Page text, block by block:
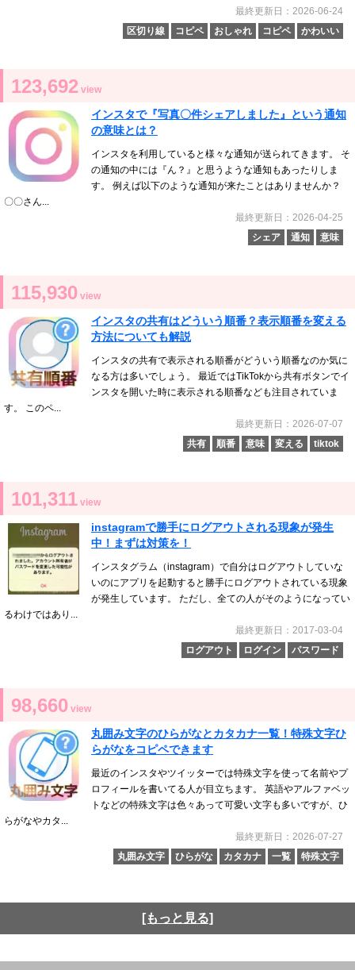
最終更新日：2026-06-24
区切り線
コピペ おしゃれ コピペ かわいい
123,692 view
インスタで『写真〇件シェアしました』という通知
の意味とは？
インスタを利用していると様々な通知が送られてきます。 そ
の通知の中には『ん？』と思うような通知もあったりしま
す。 例えば以下のような通知が来たことはありませんか？
〇〇さん...
最終更新日：2026-04-25
シェア
通知 意味
115,930 view
インスタの共有はどういう順番？表示順番を変える
方法についても解説
インスタの共有で表示される順番がどういう順番なのか気に
なる方は多いでしょう。 最近ではTikTokから共有ボタンでイ
ンスタを開いた時に表示される順番なども注目されていま
す。 このペ...
最終更新日：2026-07-07
共有
順番 意味 変える tiktok
101,311 view
instagramで勝手にログアウトされる現象が発生
中！まずは対策を！
インスタグラム（instagram）で自分はログアウトしていな
いのにアプリを起動すると勝手にログアウトされている現象
が発生しています。 ただし、全ての人がそのようになってい
るわけではあり...
最終更新日：2017-03-04
ログアウト
ログイン パスワード
98,660 view
丸囲み文字のひらがなとカタカナ一覧！特殊文字ひ
らがなをコピペできます
最近のインスタやツイッターでは特殊文字を使って名前やプ
ロフィールを書いてる人が目立ちます。 英語やアルファベッ
トなどの特殊文字は色々あって可愛い文字も多いですが、ひ
らがなやカタ...
最終更新日：2026-07-27
丸囲み文字
ひらがな カタカナ 一覧 特殊文字
[もっと見る]